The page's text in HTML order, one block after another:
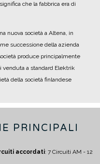
che la fabbrica era di
nuova società a Altena, in
successione della azienda
produce principalmente
venduta a standard Elektrik
della società finlandese
PRINCIPALI
accordati: 7 Circuiti AM - 12